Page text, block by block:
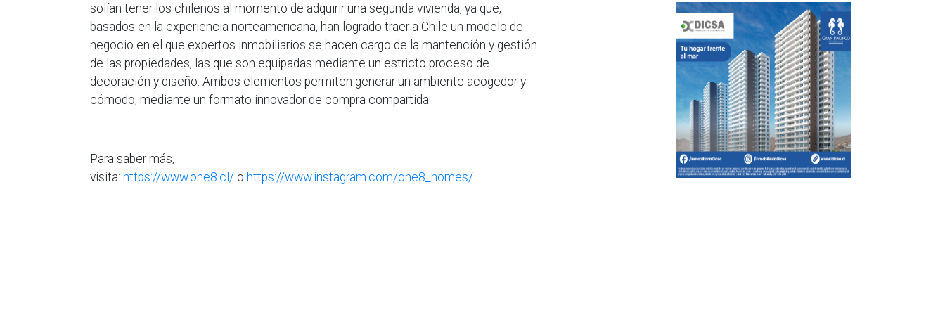
solían tener los chilenos al momento de adquirir una segunda vivienda, ya que,
basados en la experiencia norteamericana, han logrado traer a Chile un modelo de
negocio en el que expertos inmobiliarios se hacen cargo de la mantención y gestión
de las propiedades, las que son equipadas mediante un estricto proceso de
decoración y diseño. Ambos elementos permiten generar un ambiente acogedor y
cómodo, mediante un formato innovador de compra compartida.
Para saber más,
visita: https://www.one8.cl/ o https://www.instagram.com/one8_homes/